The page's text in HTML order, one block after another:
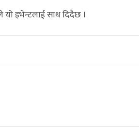
यो इभेन्टलाई साथ दिदैछ ।